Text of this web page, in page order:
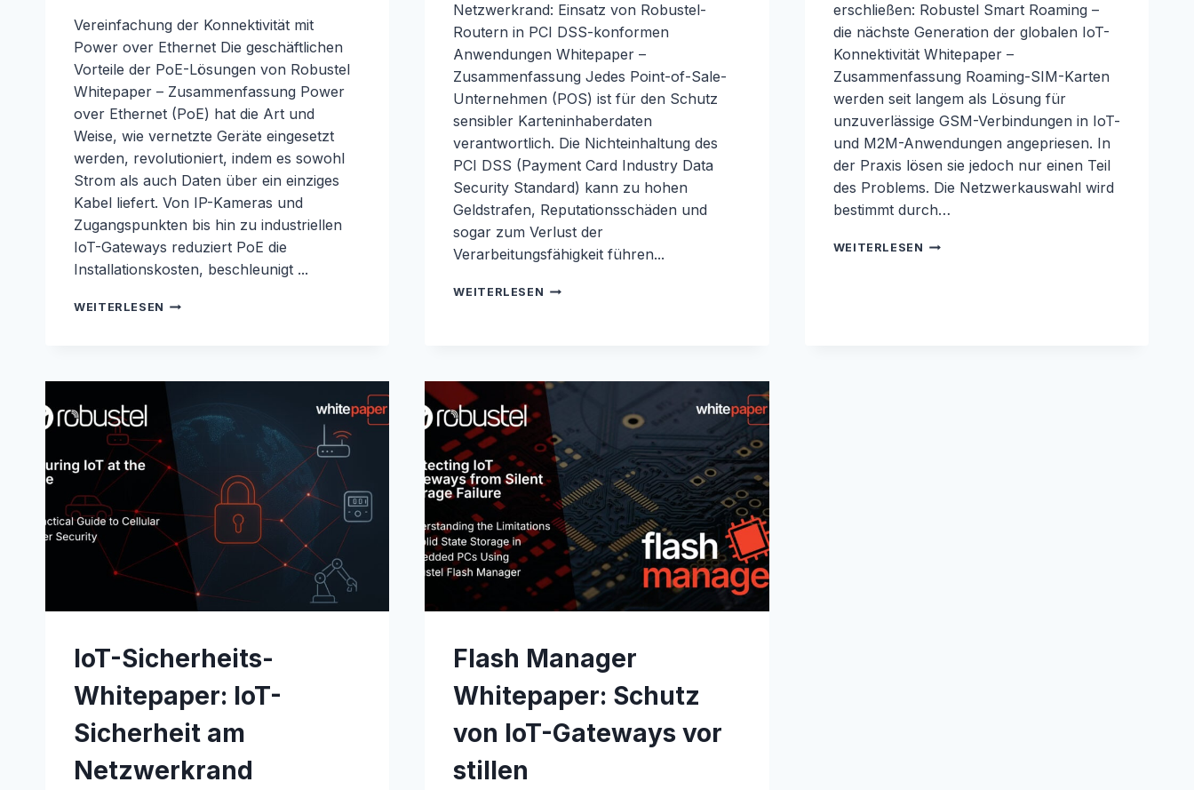
Vereinfachung der Konnektivität mit
Power over Ethernet Die geschäftlichen
Vorteile der PoE-Lösungen von Robustel
Whitepaper – Zusammenfassung Power
over Ethernet (PoE) hat die Art und
Weise, wie vernetzte Geräte eingesetzt
werden, revolutioniert, indem es sowohl
Strom als auch Daten über ein einziges
Kabel liefert. Von IP-Kameras und
Zugangspunkten bis hin zu industriellen
IoT-Gateways reduziert PoE die
Installationskosten, beschleunigt ...
WEITERLESEN POE-
LÖSUNGEN
VON
ROBUSTEL
Netzwerkrand: Einsatz von Robustel-
Routern in PCI DSS-konformen
Anwendungen Whitepaper –
Zusammenfassung Jedes Point-of-Sale-
Unternehmen (POS) ist für den Schutz
sensibler Karteninhaberdaten
verantwortlich. Die Nichteinhaltung des
PCI DSS (Payment Card Industry Data
Security Standard) kann zu hohen
Geldstrafen, Reputationsschäden und
sogar zum Verlust der
Verarbeitungsfähigkeit führen...
WEITERLESEN PCI
AM
NETZWERKRAND
erschließen: Robustel Smart Roaming –
die nächste Generation der globalen IoT-
Konnektivität Whitepaper –
Zusammenfassung Roaming-SIM-Karten
werden seit langem als Lösung für
unzuverlässige GSM-Verbindungen in IoT-
und M2M-Anwendungen angepriesen. In
der Praxis lösen sie jedoch nur einen Teil
des Problems. Die Netzwerkauswahl wird
bestimmt durch…
WEITERLESEN WHITEPAPER
IoT-Sicherheits-
Whitepaper: IoT-
Sicherheit am
Netzwerkrand
Flash Manager
Whitepaper: Schutz
von IoT-Gateways vor
stillen